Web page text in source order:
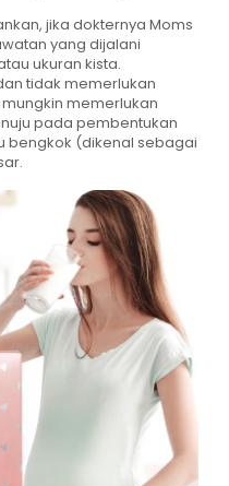
jika dokternya Moms
yang dijalani
ukuran kista.
tidak memerlukan
memerlukan
pada pembentukan
bengkok (dikenal sebagai